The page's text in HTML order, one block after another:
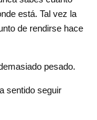
está. Tal vez la
de rendirse hace
pesado.
sentido seguir